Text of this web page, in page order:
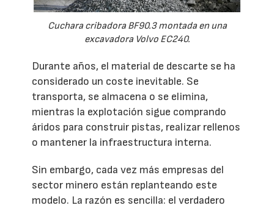
Cuchara cribadora BF90.3 montada en una
excavadora Volvo EC240.
Durante años, el material de descarte se ha
considerado un coste inevitable. Se
transporta, se almacena o se elimina,
mientras la explotación sigue comprando
áridos para construir pistas, realizar rellenos
o mantener la infraestructura interna.
Sin embargo, cada vez más empresas del
sector minero están replanteando este
modelo. La razón es sencilla: el verdadero